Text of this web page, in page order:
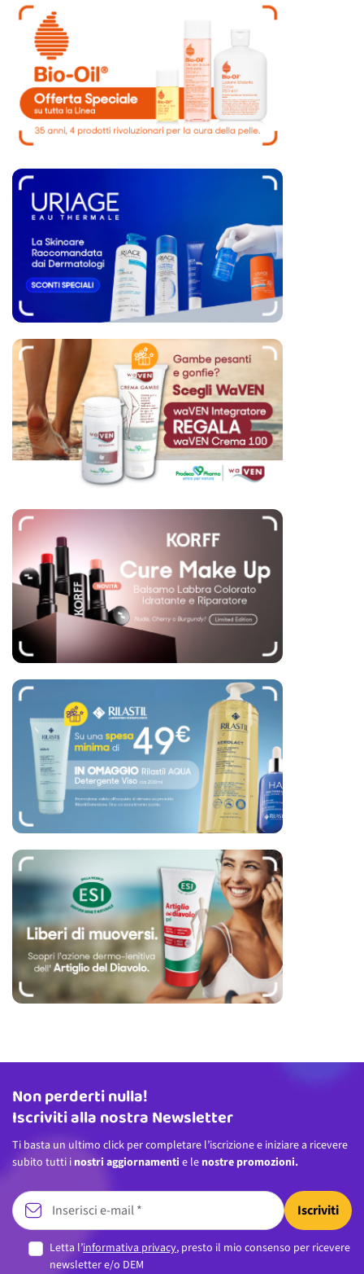
Indirizzo email
Non perderti nulla!
Iscriviti alla nostra Newsletter
Ti basta un ultimo click per completare l’iscrizione e iniziare a ricevere
subito tutti i nostri aggiornamenti e le nostre promozioni.
Iscriviti
Letta l’informativa privacy, presto il mio consenso per ricevere
newsletter e/o DEM